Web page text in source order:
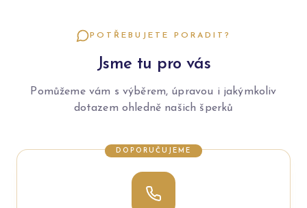
POTŘEBUJETE PORADIT?
Jsme tu pro vás
Pomůžeme vám s výběrem, úpravou i jakýmkoliv
dotazem ohledně našich šperků
DOPORUČUJEME